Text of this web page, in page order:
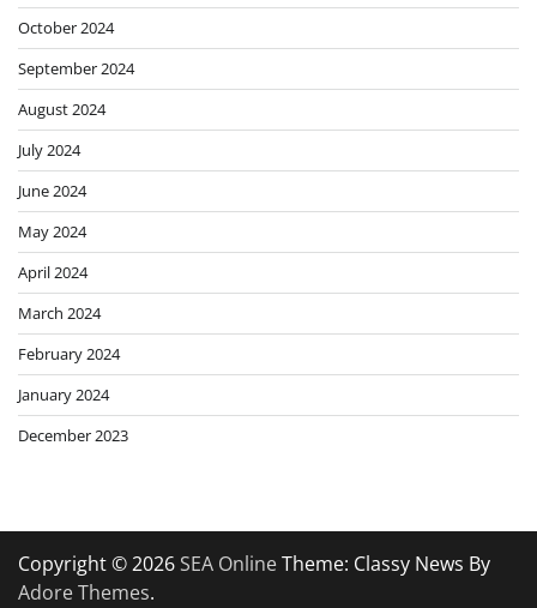
October 2024
September 2024
August 2024
July 2024
June 2024
May 2024
April 2024
March 2024
February 2024
January 2024
December 2023
Copyright © 2026SEA OnlineTheme: Classy News By
Adore Themes.